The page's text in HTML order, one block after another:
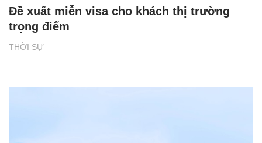
THỜI SỰ
Đề xuất miễn visa cho khách thị trường
trọng điểm